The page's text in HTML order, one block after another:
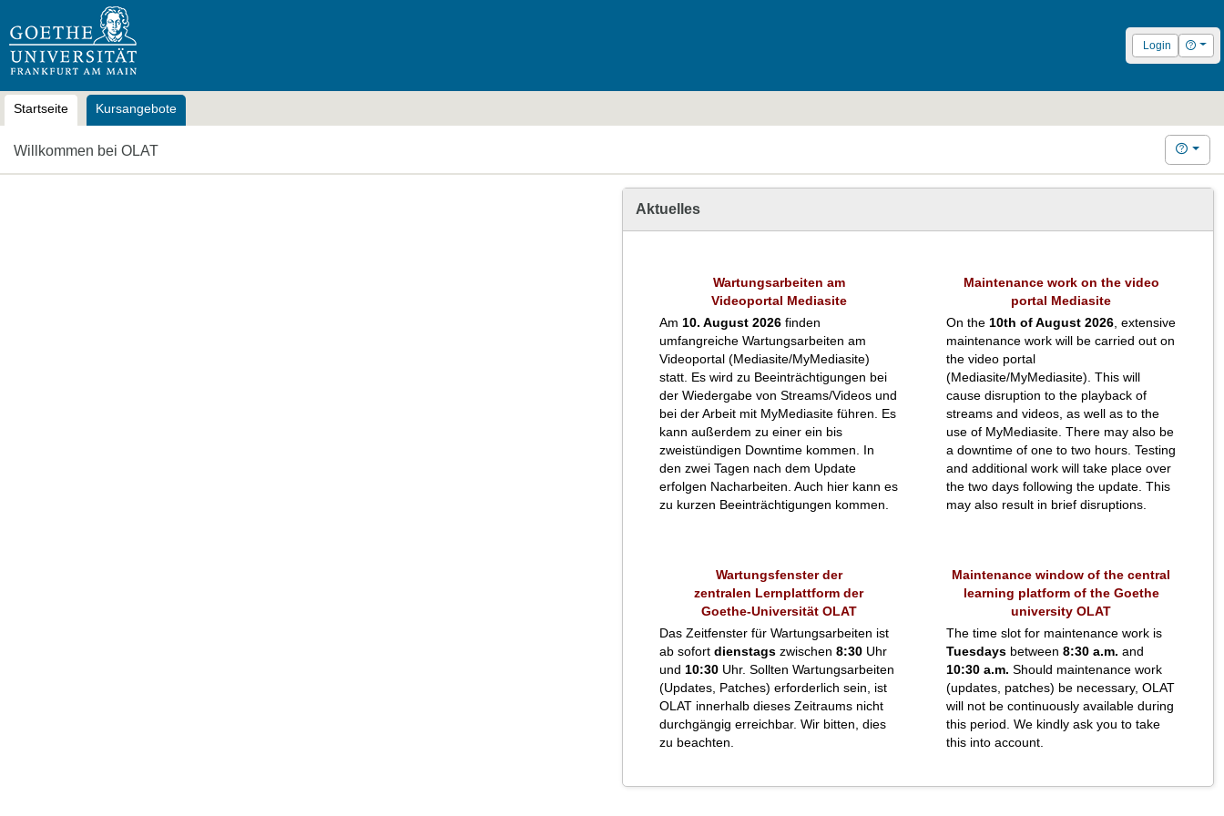
Login Hilfe
Startseite Kursangebote
Willkommen bei OLAT Hilfe
Aktuelles
Wartungsarbeiten am
Videoportal Mediasite
Am 10. August 2026finden
umfangreiche Wartungsarbeiten am
Videoportal (Mediasite/MyMediasite)
statt. Es wird zu Beeinträchtigungen bei
der Wiedergabe von Streams/Videos und
bei der Arbeit mit MyMediasite führen. Es
kann außerdem zu einer ein bis
zweistündigen Downtime kommen. In
den zwei Tagen nach dem Update
erfolgen Nacharbeiten. Auch hier kann es
zu kurzen Beeinträchtigungen kommen.
Maintenance work on the video
portal Mediasite
On the 10th of August 2026, extensive
maintenance work will be carried out on
the video portal
(Mediasite/MyMediasite). This will
cause disruption to the playback of
streams and videos, as well as to the
use of MyMediasite. There may also be
a downtime of one to two hours. Testing
and additional work will take place over
the two days following the update. This
may also result in brief disruptions.
Wartungsfenster der
zentralen Lernplattform der
Goethe-Universität OLAT
Das Zeitfenster für Wartungsarbeiten ist
ab sofort dienstagszwischen 8:30Uhr
und 10:30Uhr. Sollten Wartungsarbeiten
(Updates, Patches) erforderlich sein, ist
OLAT innerhalb dieses Zeitraums nicht
durchgängig erreichbar. Wir bitten, dies
zu beachten.
Maintenance window of the central
learning platform of the Goethe
university OLAT
The time slot for maintenance work is
Tuesdaysbetween 8:30 a.m. and
10:30 a.m. Should maintenance work
(updates, patches) be necessary, OLAT
will not be continuously available during
this period. We kindly ask you to take
this into account.